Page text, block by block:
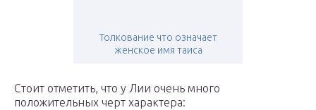
Толкование что означает
женское имя таиса
Стоит отметить, что у Лии очень много
положительных черт характера: